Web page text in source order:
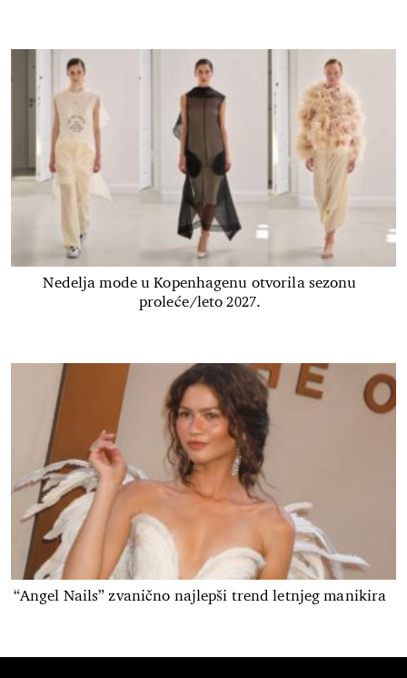
Nedelja mode u Kopenhagenu otvorila sezonu
proleće/leto 2027.
“Angel Nails” zvanično najlepši trend letnjeg manikira